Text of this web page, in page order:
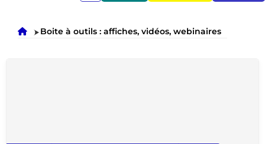
AccueilBoite à outils : affiches, vidéos, webinaires